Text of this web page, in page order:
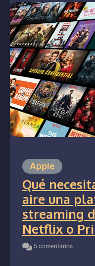
Apple
Qué
aire una
streaming
Netflix o
5 comentarios